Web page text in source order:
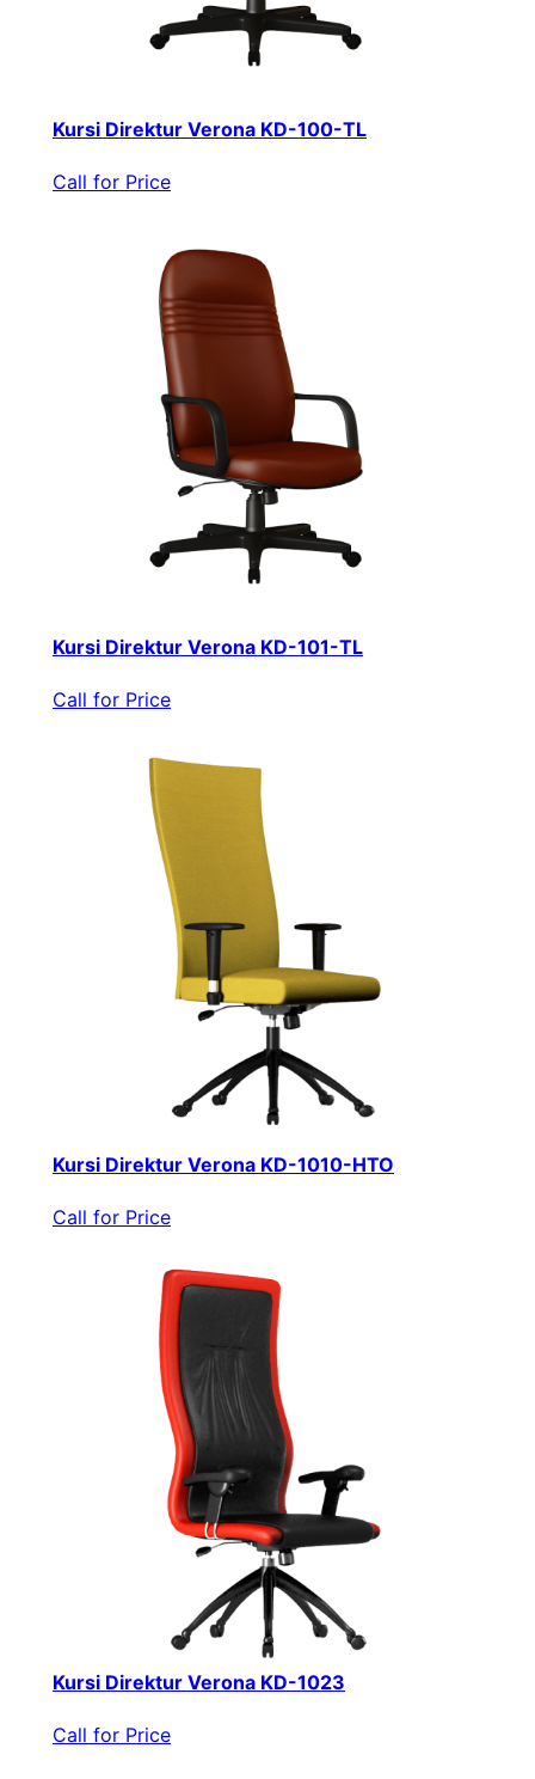
Kursi Direktur Verona KD-100-TL
Call for Price
Kursi Direktur Verona KD-101-TL
Call for Price
Kursi Direktur Verona KD-1010-HTO
Call for Price
Kursi Direktur Verona KD-1023
Call for Price